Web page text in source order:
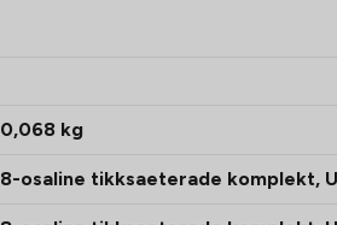
0,068 kg
8-osaline tikksaeterade komplekt,